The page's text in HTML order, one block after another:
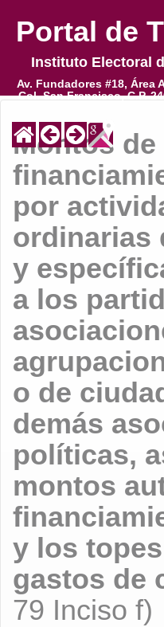
Portal de
Instituto Electoral
Av. Fundadores #18, Área
Col. San Francisco, C.P.
Portal de
Instituto Electoral
Av. Fundadores #18, Área
Col. San Francisco, C.P.
Montos de
por
ordinarias
y
a los
o de
demás
políticas,
montos
y los
gastos de
79 Inciso f)